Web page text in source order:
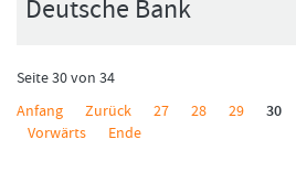
Deutsche Bank
Seite 30 von 34
Anfang
Zurück 27 28 29 30
Vorwärts
Ende